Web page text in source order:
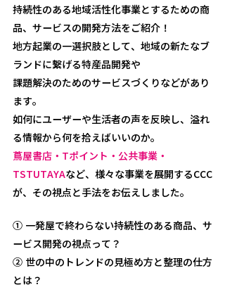
持続性のある地域活性化事業とするための商
品、サービスの開発方法をご紹介！
地方起業の一選択肢として、地域の新たなブ
ランドに繋げる特産品開発や
課題解決のためのサービスづくりなどがあり
ます。
如何にユーザーや生活者の声を反映し、溢れ
る情報から何を拾えばいいのか。
蔦屋書店・Tポイント・公共事業・
TSTUTAYAなど、様々な事業を展開するCCC
が、その視点と手法をお伝えしました。
① 一発屋で終わらない持続性のある商品、サ
ービス開発の視点って？
② 世の中のトレンドの見極め方と整理の仕方
とは？